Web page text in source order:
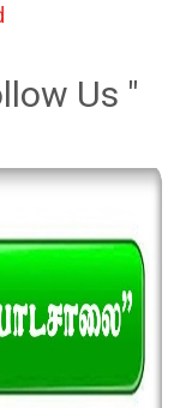
Us "